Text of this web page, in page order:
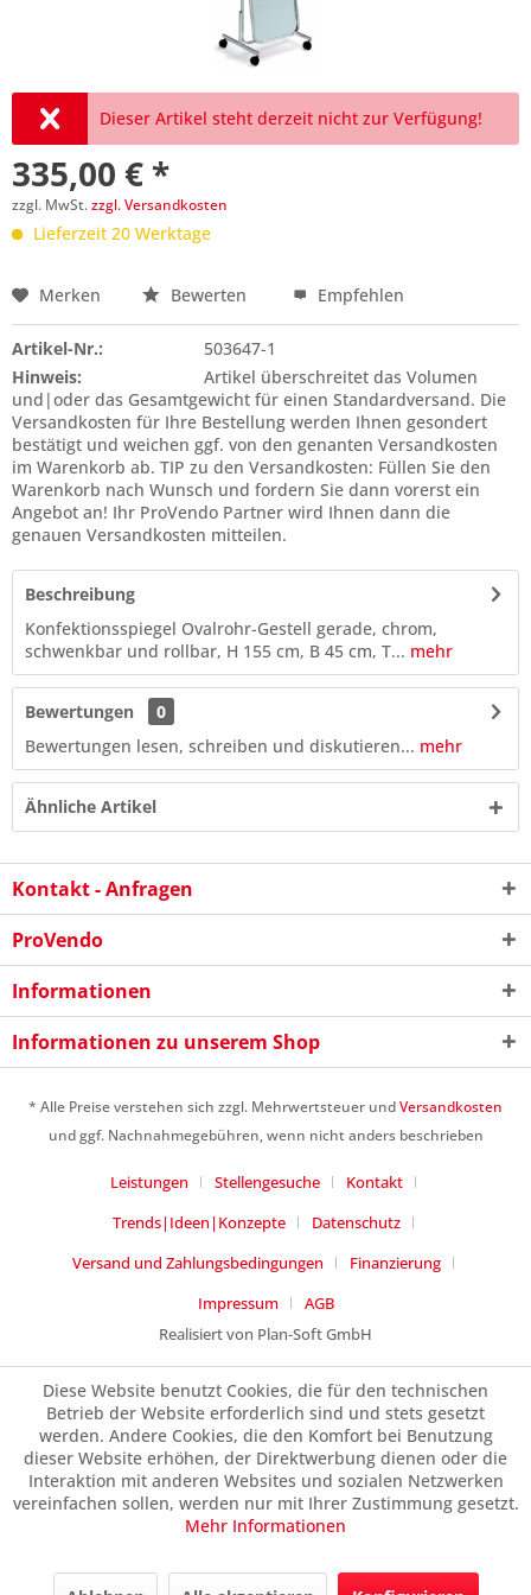
Dieser Artikel steht derzeit nicht zur Verfügung!
335,00 € *
zzgl. MwSt.zzgl. Versandkosten
Lieferzeit 20 Werktage
Preis anfragen
10 - 3 = ?
Ich habe dieDatenschutzerklärunggelesen,
Mit * gekennzeichnete Felder sind Pflichtfelder.
Merken Bewerten Empfehlen
Artikel-Nr.:
503647-1
Hinweis:
Artikel überschreitet das Volumen
und|oder das Gesamtgewicht für einen Standardversand. Die
Versandkosten für Ihre Bestellung werden Ihnen gesondert
bestätigt und weichen ggf. von den genanten Versandkosten
im Warenkorb ab. TIP zu den Versandkosten: Füllen Sie den
Warenkorb nach Wunsch und fordern Sie dann vorerst ein
Angebot an! Ihr ProVendo Partner wird Ihnen dann die
genauen Versandkosten mitteilen.
Beschreibung
Konfektionsspiegel Ovalrohr-Gestell gerade, chrom,
schwenkbar und rollbar, H 155 cm, B 45 cm, T... mehr
Bewertungen
0
Bewertungen lesen, schreiben und diskutieren... mehr
Ähnliche Artikel
Kontakt - Anfragen
ProVendo
Informationen
Informationen zu unserem Shop
* Alle Preise verstehen sich zzgl. Mehrwertsteuer undVersandkosten
und ggf. Nachnahmegebühren, wenn nicht anders beschrieben
Leistungen Stellengesuche
Kontakt
Trends|Ideen|Konzepte
Datenschutz
Versand und Zahlungsbedingungen
Finanzierung
Impressum
AGB
Realisiert von Plan-Soft GmbH
Diese Website benutzt Cookies, die für den technischen
Betrieb der Website erforderlich sind und stets gesetzt
werden. Andere Cookies, die den Komfort bei Benutzung
dieser Website erhöhen, der Direktwerbung dienen oder die
Interaktion mit anderen Websites und sozialen Netzwerken
vereinfachen sollen, werden nur mit Ihrer Zustimmung gesetzt.
Mehr Informationen